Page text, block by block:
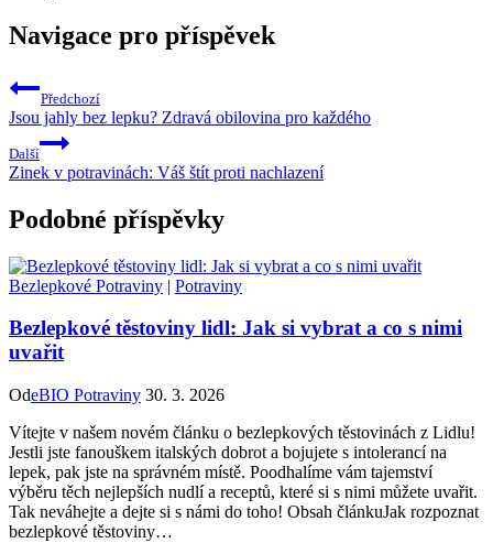
Navigace pro příspěvek
Předchozí
Jsou jahly bez lepku? Zdravá obilovina pro každého
Další
Zinek v potravinách: Váš štít proti nachlazení
Podobné příspěvky
Bezlepkové Potraviny | Potraviny
Bezlepkové těstoviny lidl: Jak si vybrat a co s nimi
uvařit
OdeBIO Potraviny 30. 3. 2026
Vítejte v našem novém článku o bezlepkových těstovinách z Lidlu!
Jestli jste fanouškem italských dobrot a bojujete s intolerancí na
lepek, pak jste na správném místě. Poodhalíme vám tajemství
výběru těch nejlepších nudlí a receptů, které si s nimi můžete uvařit.
Tak neváhejte a dejte si s námi do toho! Obsah článkuJak rozpoznat
bezlepkové těstoviny…